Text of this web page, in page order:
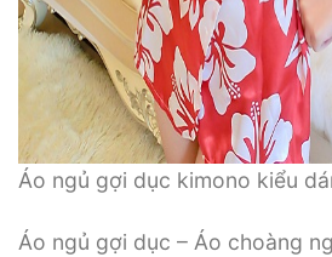
Áo ngủ gợi dục kimono kiểu
Áo ngủ gợi dục – Áo choàng